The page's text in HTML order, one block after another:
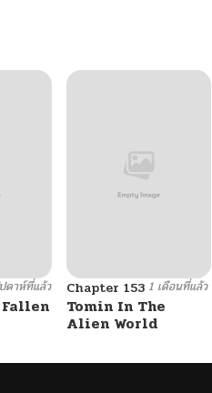
ดาห์ที่แล้ว
Fallen
Chapter 153 1 เดือนที่แล้ว
Tomin In The
Alien World